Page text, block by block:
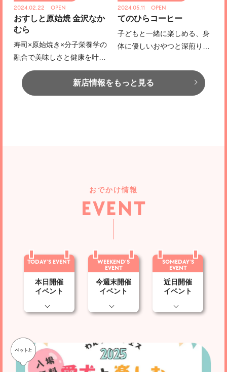
2024.02.22 OPEN
おすしと原始焼 金沢なか
むら
寿司×原始焼き×分子栄養学の
融合で美味しさと健康を叶え
る、寿司と炉端焼きの新しい
2024.05.11 OPEN
てのひらコーヒー
子どもと一緒に楽しめる、身
体に優しいおやつと深煎りコ
広がる
新店情報をもっと見る
おでかけ情報
EVENT
TODAY’S EVENT
本日開催
イベント
WEEKEND’S
EVENT
今週末開催
イベント
SOMEDAY’S
EVENT
近日開催
イベント